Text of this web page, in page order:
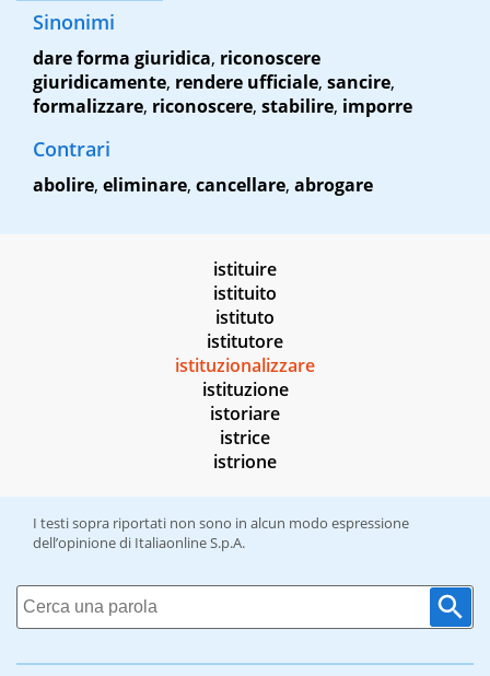
Sinonimi
dare forma giuridica, riconoscere
giuridicamente, rendere ufficiale, sancire,
formalizzare, riconoscere, stabilire, imporre
Contrari
abolire, eliminare, cancellare, abrogare
istituire
istituito
istituto
istitutore
istituzionalizzare
istituzione
istoriare
istrice
istrione
I testi sopra riportati non sono in alcun modo espressione
dell’opinione di Italiaonline S.p.A.